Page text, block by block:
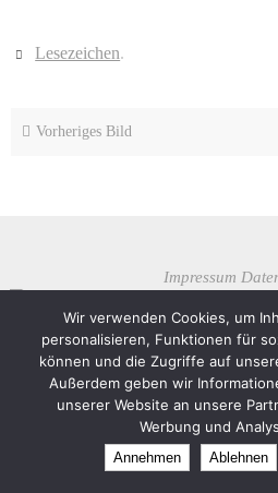
Lesezeichen.
Vorheriges Bild
Impressum
Theme created by
Präsentiert von Nirvana
Wir verwenden Cookies, um
personalisieren, Funktionen für
können und die Zugriffe auf
Außerdem geben wir
unserer Website an unsere
Werbung und
Annehmen Ablehnen